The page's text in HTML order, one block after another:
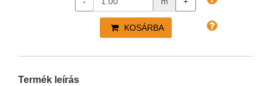
KOSÁRBA
Termék leírás